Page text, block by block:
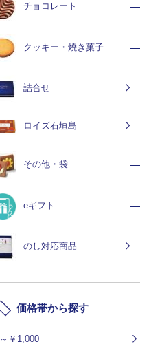
チョコレート
クッキー・焼き菓子
詰合せ
ロイズ石垣島
その他・袋
eギフト
のし対応商品
価格帯から探す
～￥1,000